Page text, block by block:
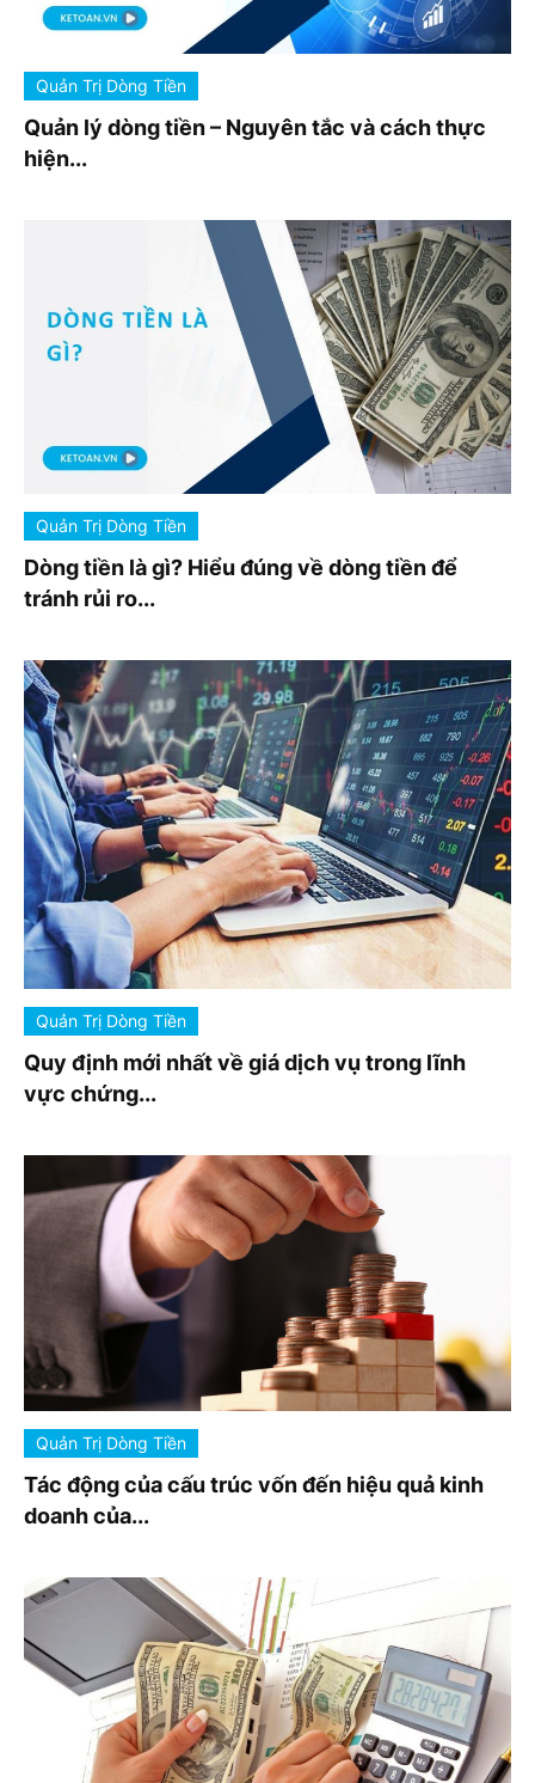
Quản Trị Dòng Tiền
Quản lý dòng tiền – Nguyên tắc và cách thực
hiện...
Quản Trị Dòng Tiền
Dòng tiền là gì? Hiểu đúng về dòng tiền để
tránh rủi ro...
Quản Trị Dòng Tiền
Quy định mới nhất về giá dịch vụ trong lĩnh
vực chứng...
Quản Trị Dòng Tiền
Tác động của cấu trúc vốn đến hiệu quả kinh
doanh của...